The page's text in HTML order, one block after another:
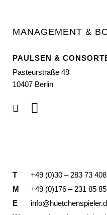
MANAGEMENT &
PAULSEN &
Pasteurstraße 49
10407 Berlin
T
+49 (0)30 – 283 73 408
M
+49 (0)176 – 231 85
E